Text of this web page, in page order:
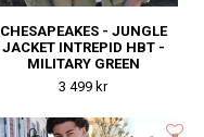
CHESAPEAKES - JUNGLE
JACKET INTREPID HBT -
MILITARY GREEN
3 499 kr